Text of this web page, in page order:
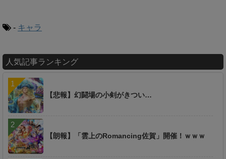
- キャラ
人気記事ランキング
【悲報】幻闘場の小剣がきつい…
【朗報】「雲上のRomancing佐賀」開催！ｗｗｗ